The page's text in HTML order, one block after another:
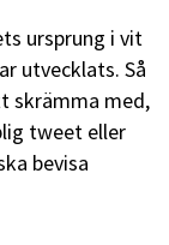
ursprung i vit
utvecklats. Så
skrämma med,
tweet eller
bevisa